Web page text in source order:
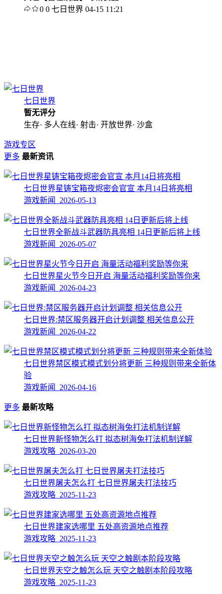
0 0 七日世界 04-15 11:21
七日世界
暂无评分
生存· 多人在线· 射击· 开放世界· 沙盒
游戏专区
更多 最新资讯
七日世界星铸宝箱夜烬密会官宣 本月14日将亮相
游戏新闻 2026-05-13
七日世界全新战斗武器防具亮相 14日更新后将上线
游戏新闻 2026-05-07
七日世界星火节今日开启 海量活动福利奖励等你来
游戏新闻 2026-04-23
七日世界:禁区服务器开启计划调整 相关信息公开
游戏新闻 2026-04-22
七日世界禁区模式模式划分将更新 三种规则带来全新体
验
游戏新闻 2026-04-16
更多 最新攻略
七日世界新怪物怎么打 拟态树海兔打法机制详解
游戏攻略 2026-03-20
七日世界屠夫怎么打 七日世界屠夫打法技巧
游戏攻略 2025-11-23
七日世界建家选哪里 五处高资源地点推荐
游戏攻略 2025-11-23
七日世界天空之触怎么玩 天空之触剧本阶段攻略
游戏攻略 2025-11-23